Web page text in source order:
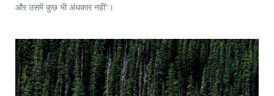
और उसमें कुछ भी अंधकार नहीं*।